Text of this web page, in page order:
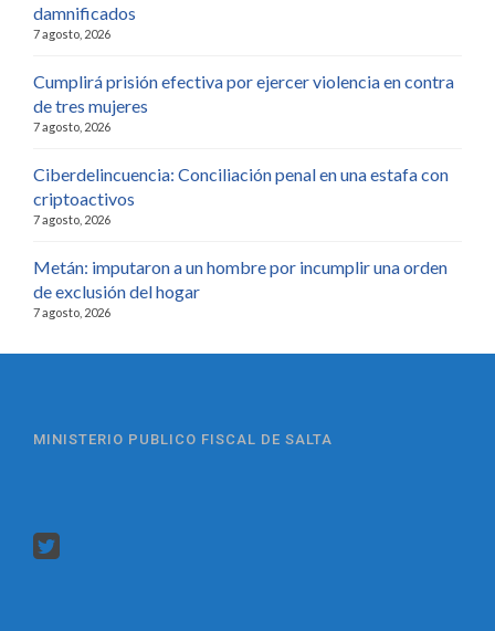
damnificados
7 agosto, 2026
Cumplirá prisión efectiva por ejercer violencia en contra
de tres mujeres
7 agosto, 2026
Ciberdelincuencia: Conciliación penal en una estafa con
criptoactivos
7 agosto, 2026
Metán: imputaron a un hombre por incumplir una orden
de exclusión del hogar
7 agosto, 2026
MINISTERIO PUBLICO FISCAL DE SALTA